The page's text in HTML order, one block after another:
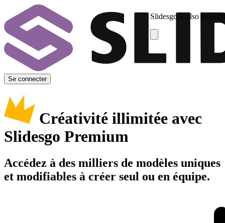
Slidesgo is also
Se connecter
Créativité illimitée avec
Slidesgo Premium
Accédez à des milliers de modèles uniques
et modifiables à créer seul ou en équipe.